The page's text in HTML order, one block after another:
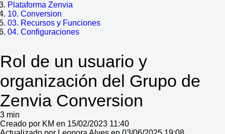
Plataforma Zenvia
10. Conversion
03. Recursos y Funciones
04. Configuraciones
Rol de un usuario y
organización del Grupo de
Zenvia Conversion
3 min
Creado por KM en 15/02/2023 11:40